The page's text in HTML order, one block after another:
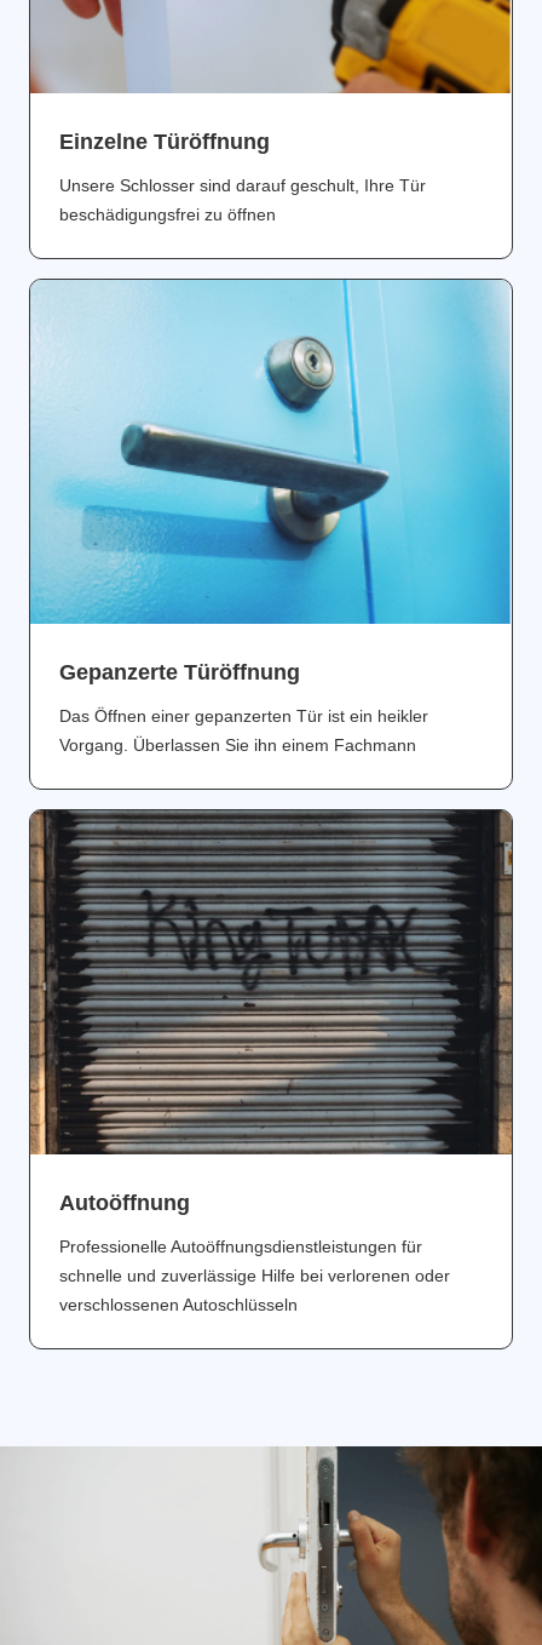
Einzelne Türöffnung
Unsere Schlosser sind darauf geschult, Ihre Tür
beschädigungsfrei zu öffnen
Gepanzerte Türöffnung
Das Öffnen einer gepanzerten Tür ist ein heikler
Vorgang. Überlassen Sie ihn einem Fachmann
Аutoöffnung
Professionelle Autoöffnungsdienstleistungen für
schnelle und zuverlässige Hilfe bei verlorenen oder
verschlossenen Autoschlüsseln